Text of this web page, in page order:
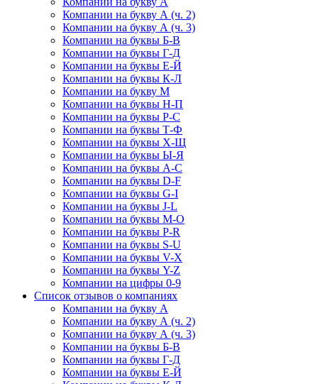
Компании на букву А (ч. 2)
Компании на букву А (ч. 3)
Компании на буквы Б-В
Компании на буквы Г-Д
Компании на буквы Е-Й
Компании на буквы К-Л
Компании на букву М
Компании на буквы Н-П
Компании на буквы Р-С
Компании на буквы Т-Ф
Компании на буквы Х-Щ
Компании на буквы Ы-Я
Компании на буквы A-C
Компании на буквы D-F
Компании на буквы G-I
Компании на буквы J-L
Компании на буквы M-O
Компании на буквы P-R
Компании на буквы S-U
Компании на буквы V-X
Компании на буквы Y-Z
Компании на цифры 0-9
Список отзывов о компаниях
Компании на букву А
Компании на букву А (ч. 2)
Компании на букву А (ч. 3)
Компании на буквы Б-В
Компании на буквы Г-Д
Компании на буквы Е-Й